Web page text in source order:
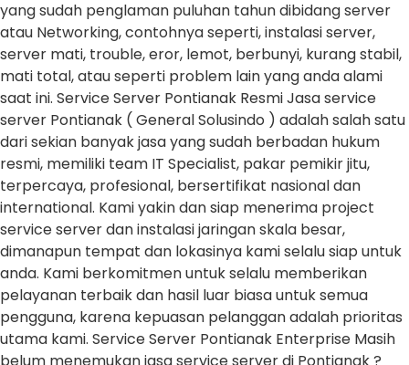
yang sudah penglaman puluhan tahun dibidang server
atau Networking, contohnya seperti, instalasi server,
server mati, trouble, eror, lemot, berbunyi, kurang stabil,
mati total, atau seperti problem lain yang anda alami
saat ini. Service Server Pontianak Resmi Jasa service
server Pontianak ( General Solusindo ) adalah salah satu
dari sekian banyak jasa yang sudah berbadan hukum
resmi, memiliki team IT Specialist, pakar pemikir jitu,
terpercaya, profesional, bersertifikat nasional dan
international. Kami yakin dan siap menerima project
service server dan instalasi jaringan skala besar,
dimanapun tempat dan lokasinya kami selalu siap untuk
anda. Kami berkomitmen untuk selalu memberikan
pelayanan terbaik dan hasil luar biasa untuk semua
pengguna, karena kepuasan pelanggan adalah prioritas
utama kami. Service Server Pontianak Enterprise Masih
belum menemukan jasa service server di Pontianak ?